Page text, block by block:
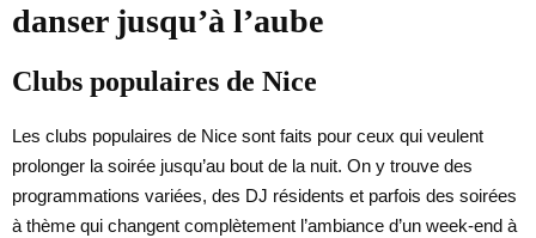
danser jusqu’à l’aube
Clubs populaires de Nice
Les clubs populaires de Nice sont faits pour ceux qui veulent
prolonger la soirée jusqu’au bout de la nuit. On y trouve des
programmations variées, des DJ résidents et parfois des soirées
à thème qui changent complètement l’ambiance d’un week-end à